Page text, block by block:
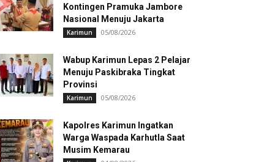
Kontingen Pramuka Jambore
Nasional Menuju Jakarta
Karimun 05/08/2026
Wabup Karimun Lepas 2 Pelajar
Menuju Paskibraka Tingkat
Provinsi
Karimun 05/08/2026
Kapolres Karimun Ingatkan
Warga Waspada Karhutla Saat
Musim Kemarau